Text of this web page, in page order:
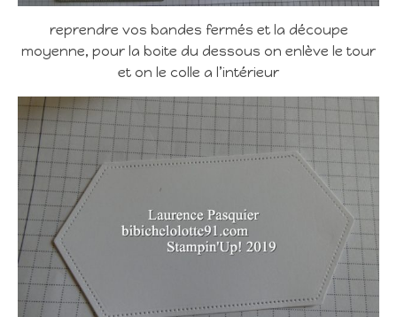
reprendre vos bandes fermés et la découpe
moyenne, pour la boite du dessous on enlève le tour
et on le colle a l’intérieur